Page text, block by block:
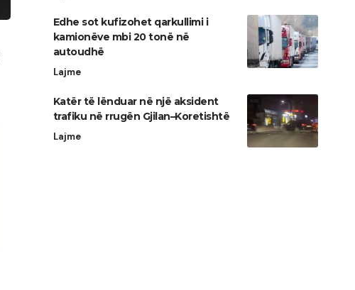
​Edhe sot kufizohet qarkullimi i
kamionëve mbi 20 tonë në
autoudhë
Lajme
Katër të lënduar në një aksident
trafiku në rrugën Gjilan–Koretishtë
Lajme